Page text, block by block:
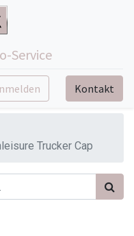
Service
Kontakt
Trucker Cap